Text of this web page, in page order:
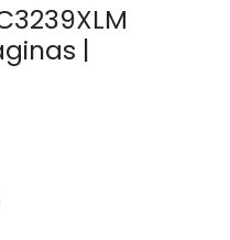
|